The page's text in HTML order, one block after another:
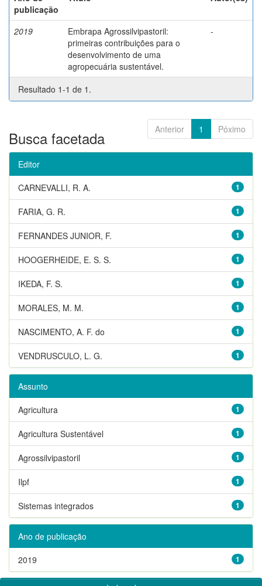
publicação
2019
Embrapa Agrossilvipastoril:
primeiras contribuições para o
desenvolvimento de uma
agropecuária sustentável.
-
Resultado 1-1 de 1.
Anterior 1 Póximo
Busca facetada
Editor
1
CARNEVALLI, R. A.
1
FARIA, G. R.
1
FERNANDES JUNIOR, F.
1
HOOGERHEIDE, E. S. S.
1
IKEDA, F. S.
1
MORALES, M. M.
1
NASCIMENTO, A. F. do
1
VENDRUSCULO, L. G.
Assunto
1
Agricultura
1
Agricultura Sustentável
1
Agrossilvipastoril
1
Ilpf
1
Sistemas integrados
Ano de publicação
1
2019